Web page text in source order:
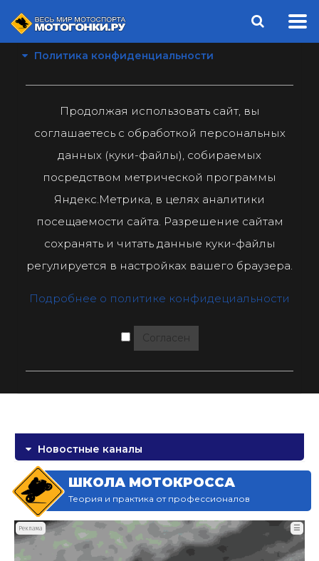
Политика конфиденциальности
Продолжая использовать сайт, вы
соглашаетесь с обработкой персональных
данных (куки-файлы), собираемых
посредством метрической программы
Яндекс.Метрика, в целях аналитики
посещаемости сайта. Разрешение сайтам
сохранять и читать данные куки-файлы
регулируется в настройках вашего браузера.
Подробнее о политике конфидециальности
Согласен
Новостные каналы
ШКОЛА МОТОКРОССА
Теория и практика от профессионалов
Реклама ☰